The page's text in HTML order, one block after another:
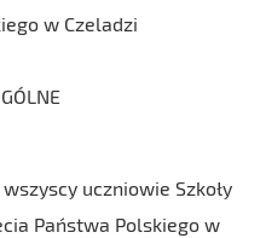
w Czeladzi
uczniowie Szkoły
Państwa Polskiego w